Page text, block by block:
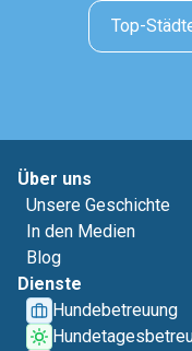
Top-
Über uns
Unsere Geschichte
In den Medien
Blog
Dienste
Hundebetreuung